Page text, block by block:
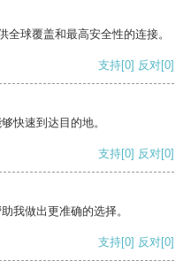
球覆盖和最高安全性的连接。
支持[0] 反对[0]
快速到达目的地。
支持[0] 反对[0]
我做出更准确的选择。
支持[0] 反对[0]